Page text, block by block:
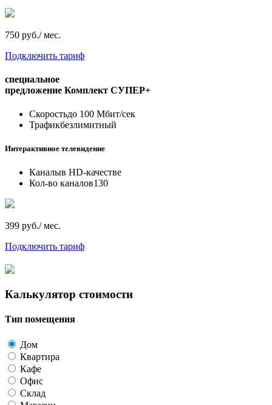
750 руб./ мес.
Подключить тариф
специальное
предложение Комплект СУПЕР+
Скоростьдо 100 Мбит/сек
Трафикбезлимитный
Интерактивное телевидение
Каналыв HD-качестве
Кол-во каналов130
399 руб./ мес.
Подключить тариф
Калькулятор стоимости
Тип помещения
Дом
Квартира
Кафе
Офис
Склад